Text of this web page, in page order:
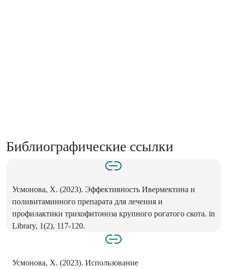
Библиографические ссылки
Усмонова, Х. (2023). Эффективность Ивермектина и
поливитаминного препарата для лечения и
профилактики трихофитоноза крупного рогатого скота. in
Library, 1(2), 117-120.
Усмонова, Х. (2023). Использование